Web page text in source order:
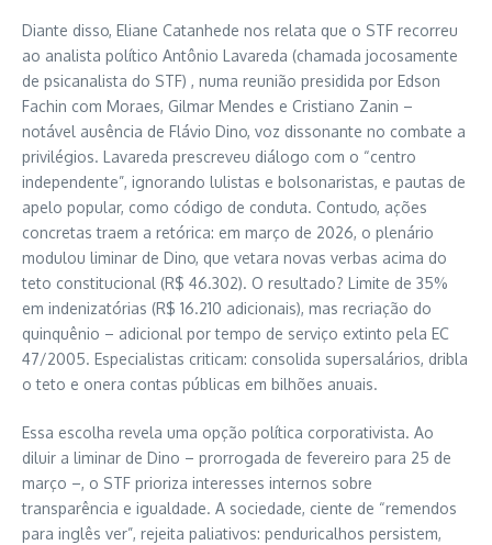
Diante disso, Eliane Catanhede nos relata que o STF recorreu
ao analista político Antônio Lavareda (chamada jocosamente
de psicanalista do STF) , numa reunião presidida por Edson
Fachin com Moraes, Gilmar Mendes e Cristiano Zanin –
notável ausência de Flávio Dino, voz dissonante no combate a
privilégios. Lavareda prescreveu diálogo com o “centro
independente”, ignorando lulistas e bolsonaristas, e pautas de
apelo popular, como código de conduta. Contudo, ações
concretas traem a retórica: em março de 2026, o plenário
modulou liminar de Dino, que vetara novas verbas acima do
teto constitucional (R$ 46.302). O resultado? Limite de 35%
em indenizatórias (R$ 16.210 adicionais), mas recriação do
quinquênio – adicional por tempo de serviço extinto pela EC
47/2005. Especialistas criticam: consolida supersalários, dribla
o teto e onera contas públicas em bilhões anuais.
Essa escolha revela uma opção política corporativista. Ao
diluir a liminar de Dino – prorrogada de fevereiro para 25 de
março –, o STF prioriza interesses internos sobre
transparência e igualdade. A sociedade, ciente de “remendos
para inglês ver”, rejeita paliativos: penduricalhos persistem,